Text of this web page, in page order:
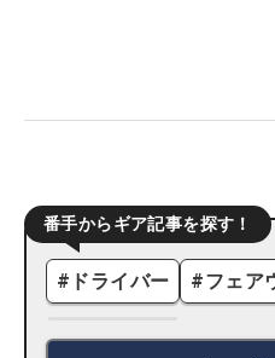
番手からギア記事を探す！
# ドライバー #フェア